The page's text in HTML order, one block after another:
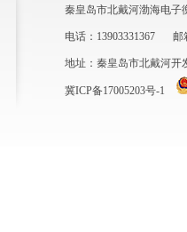
秦皇岛市北戴河渤海电子
电话：13903331367 邮
地址：秦皇岛市北戴河开
冀ICP备17005203号-1